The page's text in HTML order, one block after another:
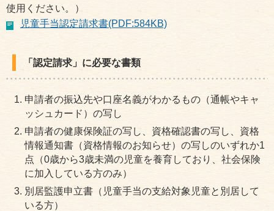
使用ください。）
児童手当認定請求書(PDF:584KB)
「認定請求」に必要な書類
申請者の振込先や口座名義がわかるもの（通帳やキャ
ッシュカード）の写し
申請者の健康保険証の写し、資格確認書の写し、資格
情報通知書（資格情報のお知らせ）の写しのいずれか1
点（0歳から3歳未満の児童を養育しており、社会保険
に加入している方のみ）
別居監護申立書（児童手当の支給対象児童と別居して
いる方）